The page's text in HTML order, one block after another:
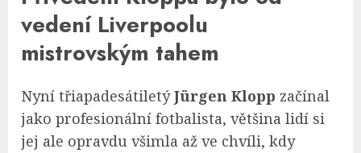
vedení Liverpoolu
mistrovským tahem
Nyní třiapadesátiletýJürgen Klopp začínal
jako profesionální fotbalista, většina lidí si
jej ale opravdu všimla až ve chvíli, kdy